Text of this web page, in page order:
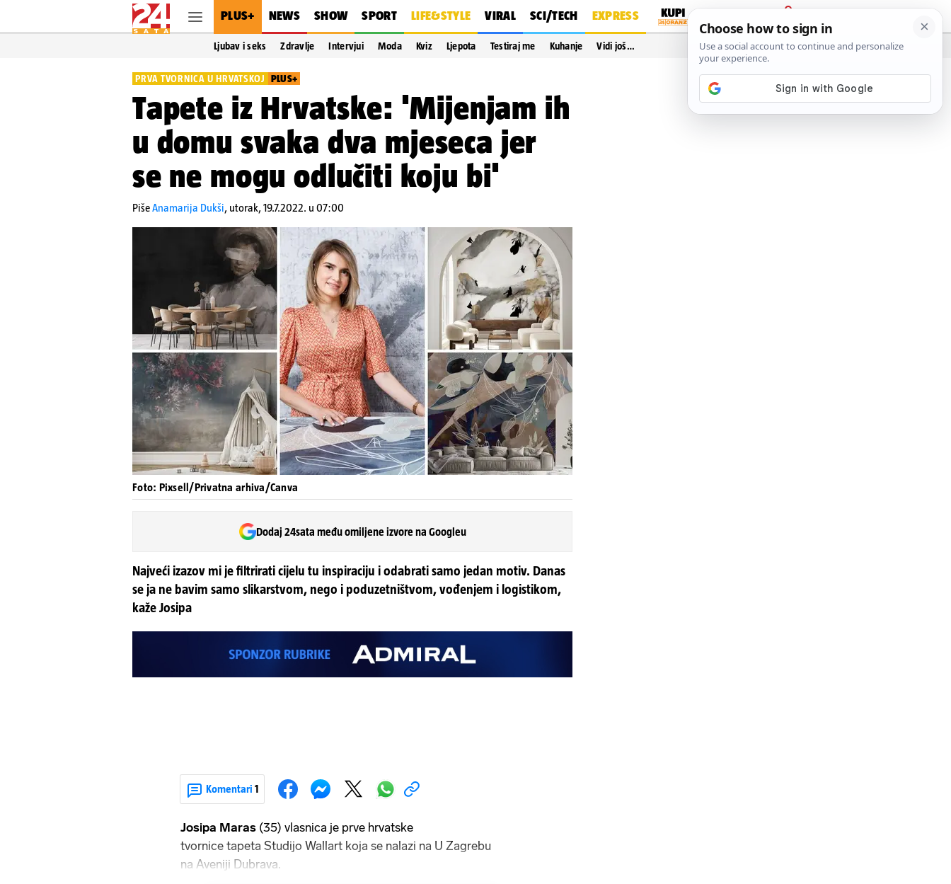
PLUS+ NEWS SHOW SPORT LIFE&STYLE VIRAL SCI/TECH EXPRESS
PRIJAVA
Ljubav i seks Zdravlje Intervjui Moda Kviz Ljepota Testiraj me Kuhanje Vidi još…
PRVA TVORNICA U HRVATSKOJ PLUS+
Tapete iz Hrvatske: 'Mijenjam ih
u domu svaka dva mjeseca jer
se ne mogu odlučiti koju bi'
PišeAnamarija Dukši, utorak, 19.7.2022. u 07:00
Foto: Pixsell/Privatna arhiva/Canva
Dodaj 24sata među omiljene izvore na Googleu
Najveći izazov mi je filtrirati cijelu tu inspiraciju i odabrati samo jedan motiv. Danas
se ja ne bavim samo slikarstvom, nego i poduzetništvom, vođenjem i logistikom,
kaže Josipa
Komentari 1
Josipa Maras (35) vlasnica je prve hrvatske
tvornice tapeta Studijo Wallart koja se nalazi na U Zagrebu
na Aveniji Dubrava.